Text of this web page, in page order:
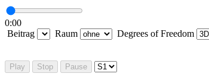
0:00
Beitrag
Raum Degrees of Freedom
Play Stop Pause